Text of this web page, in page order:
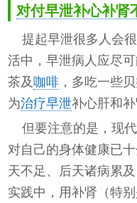
对付早泄补心补肾
提起早泄很多人会
活中，早泄病人应尽
茶及咖啡 ，多吃一些
为治疗早泄补心肝和补
但要注意的是，现
对自己的身体健康已
天不足、后天诸病累
实践中，用补肾（特